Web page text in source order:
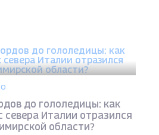
до гололедицы: как
севера Италии отразился
области?